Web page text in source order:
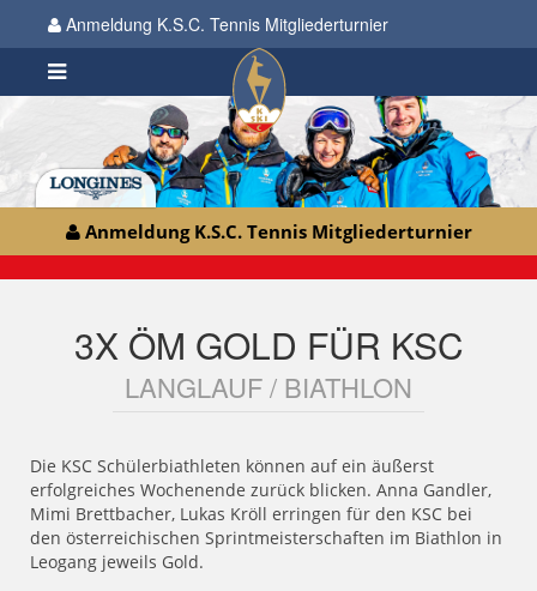
Anmeldung K.S.C. Tennis Mitgliederturnier
Anmeldung K.S.C. Tennis Mitgliederturnier
3X ÖM GOLD FÜR KSC
LANGLAUF / BIATHLON
Die KSC Schülerbiathleten können auf ein äußerst
erfolgreiches Wochenende zurück blicken. Anna Gandler,
Mimi Brettbacher, Lukas Kröll erringen für den KSC bei
den österreichischen Sprintmeisterschaften im Biathlon in
Leogang jeweils Gold.